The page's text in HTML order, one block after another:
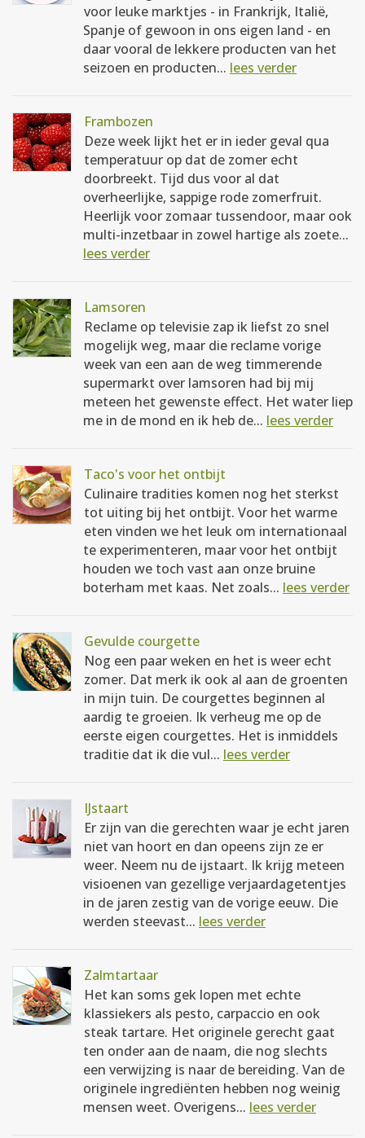
voor leuke marktjes - in Frankrijk, Italië,
Spanje of gewoon in ons eigen land - en
daar vooral de lekkere producten van het
seizoen en producten... lees verder
Frambozen
Deze week lijkt het er in ieder geval qua
temperatuur op dat de zomer echt
doorbreekt. Tijd dus voor al dat
overheerlijke, sappige rode zomerfruit.
Heerlijk voor zomaar tussendoor, maar ook
multi-inzetbaar in zowel hartige als zoete...
lees verder
Lamsoren
Reclame op televisie zap ik liefst zo snel
mogelijk weg, maar die reclame vorige
week van een aan de weg timmerende
supermarkt over lamsoren had bij mij
meteen het gewenste effect. Het water liep
me in de mond en ik heb de... lees verder
Taco's voor het ontbijt
Culinaire tradities komen nog het sterkst
tot uiting bij het ontbijt. Voor het warme
eten vinden we het leuk om internationaal
te experimenteren, maar voor het ontbijt
houden we toch vast aan onze bruine
boterham met kaas. Net zoals... lees verder
Gevulde courgette
Nog een paar weken en het is weer echt
zomer. Dat merk ik ook al aan de groenten
in mijn tuin. De courgettes beginnen al
aardig te groeien. Ik verheug me op de
eerste eigen courgettes. Het is inmiddels
traditie dat ik die vul... lees verder
IJstaart
Er zijn van die gerechten waar je echt jaren
niet van hoort en dan opeens zijn ze er
weer. Neem nu de ijstaart. Ik krijg meteen
visioenen van gezellige verjaardagetentjes
in de jaren zestig van de vorige eeuw. Die
werden steevast... lees verder
Zalmtartaar
Het kan soms gek lopen met echte
klassiekers als pesto, carpaccio en ook
steak tartare. Het originele gerecht gaat
ten onder aan de naam, die nog slechts
een verwijzing is naar de bereiding. Van de
originele ingrediënten hebben nog weinig
mensen weet. Overigens... lees verder